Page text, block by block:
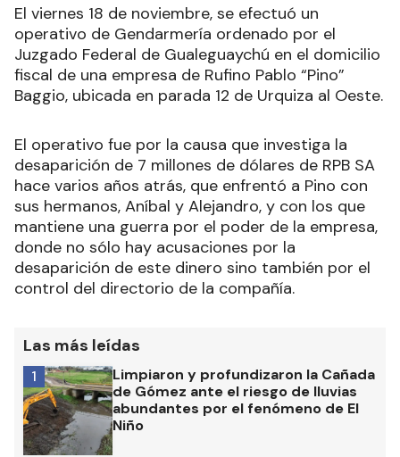
El viernes 18 de noviembre, se efectuó un
operativo de Gendarmería ordenado por el
Juzgado Federal de Gualeguaychú en el domicilio
fiscal de una empresa de Rufino Pablo “Pino”
Baggio, ubicada en parada 12 de Urquiza al Oeste.
El operativo fue por la causa que investiga la
desaparición de 7 millones de dólares de RPB SA
hace varios años atrás, que enfrentó a Pino con
sus hermanos, Aníbal y Alejandro, y con los que
mantiene una guerra por el poder de la empresa,
donde no sólo hay acusaciones por la
desaparición de este dinero sino también por el
control del directorio de la compañía.
Las más leídas
Limpiaron y profundizaron la Cañada
de Gómez ante el riesgo de lluvias
abundantes por el fenómeno de El
Niño
1